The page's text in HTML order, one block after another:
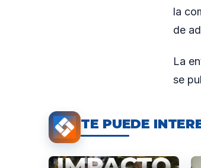
la
de
La
se
TE PUEDE